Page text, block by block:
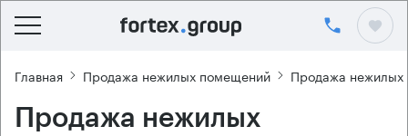
Главная Продажа нежилых помещений Продажа
Продажа нежилых